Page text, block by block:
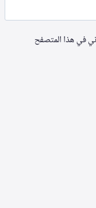
في هذا المتصفح